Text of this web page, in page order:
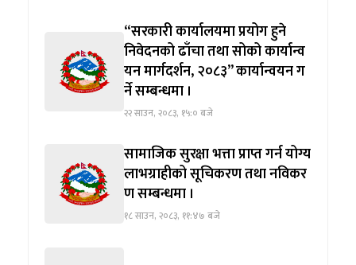
“सरकारी कार्यालयमा प्रयोग हुने
निवेदनको ढाँचा तथा सोको कार्यान्व
यन मार्गदर्शन, २०८३” कार्यान्वयन ग
र्ने सम्बन्धमा ।
२२ साउन, २०८३, १५:० बजे
सामाजिक सुरक्षा भत्ता प्राप्त गर्न योग्य
लाभग्राहीको सूचिकरण तथा नविकर
ण सम्बन्धमा ।
१८ साउन, २०८३, ११:४७ बजे